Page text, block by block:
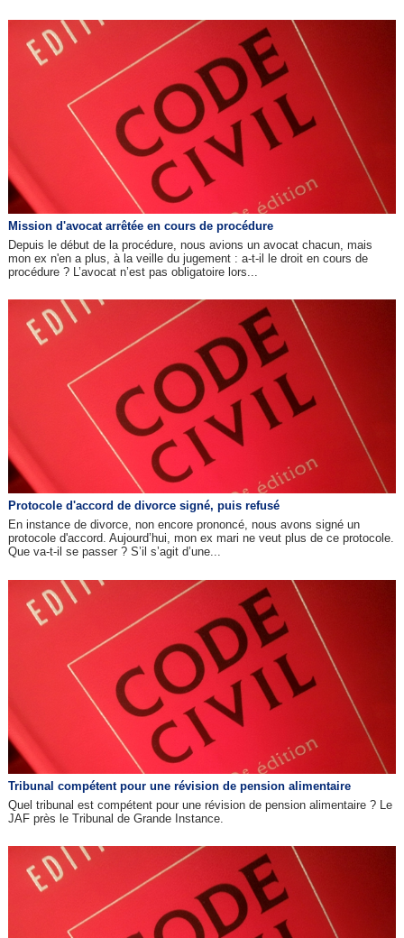
Mission d'avocat arrêtée en cours de procédure
Depuis le début de la procédure, nous avions un avocat chacun, mais
mon ex n'en a plus, à la veille du jugement : a-t-il le droit en cours de
procédure ? L’avocat n’est pas obligatoire lors...
Protocole d'accord de divorce signé, puis refusé
En instance de divorce, non encore prononcé, nous avons signé un
protocole d'accord. Aujourd’hui, mon ex mari ne veut plus de ce protocole.
Que va-t-il se passer ? S’il s’agit d’une...
Tribunal compétent pour une révision de pension alimentaire
Quel tribunal est compétent pour une révision de pension alimentaire ? Le
JAF près le Tribunal de Grande Instance.